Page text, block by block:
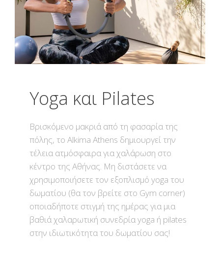
Yoga και Pilates
Βρισκόμενο μακριά από τη φασαρία της
πόλης, το Alkima Athens δημιουργεί την
τέλεια ατμόσφαιρα για χαλάρωση στο
κέντρο της Αθήνας. Μη διστάσετε να
χρησιμοποιήσετε τον εξοπλισμό yoga του
δωματίου (θα τον βρείτε στο Gym corner)
οποιαδήποτε στιγμή της ημέρας για μια
βαθιά χαλαρωτική συνεδρία yoga ή pilates
στην ιδιωτικότητα του δωματίου σας!